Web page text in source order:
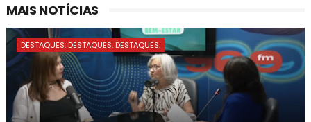
MAIS NOTÍCIAS
DESTAQUES. DESTAQUES. DESTAQUES.